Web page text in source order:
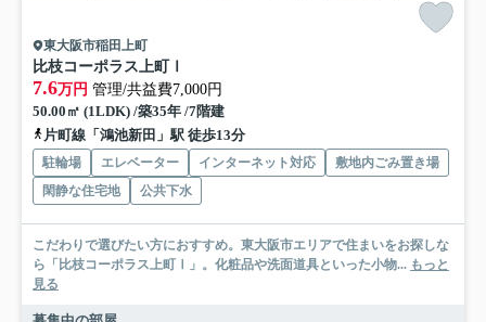
東大阪市稲田上町
比枝コーポラス上町Ⅰ
7.6万円 管理/共益費7,000円
50.00㎡ (1LDK) /築35年 /7階建
片町線「鴻池新田」駅 徒歩13分
駐輪場 エレベーター インターネット対応
敷地内ごみ置き場
閑静な住宅地
公共下水
こだわりで選びたい方におすすめ。東大阪市エリアで住まいをお探しな
ら「比枝コーポラス上町Ⅰ」。化粧品や洗面道具といった小物... もっと
見る